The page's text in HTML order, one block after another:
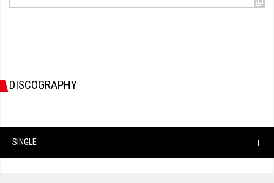
DISCOGRAPHY
SINGLE